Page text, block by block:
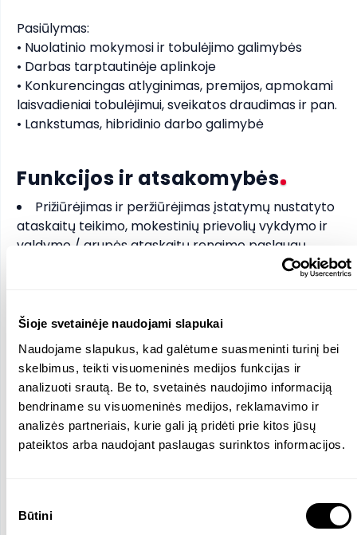
Šioje svetainėje naudojami slapukai
Naudojame slapukus, kad galėtume suasmeninti turinį bei
skelbimus, teikti visuomeninės medijos funkcijas ir
analizuoti srautą. Be to, svetainės naudojimo informaciją
bendriname su visuomeninės medijos, reklamavimo ir
analizės partneriais, kurie gali ją pridėti prie kitos jūsų
pateiktos arba naudojant paslaugas surinktos informacijos.
pasirinkimas
Būtini
Pasiūlymas:
• Nuolatinio mokymosi ir tobulėjimo galimybės
• Darbas tarptautinėje aplinkoje
• Konkurencingas atlyginimas, premijos, apmokami
laisvadieniai tobulėjimui, sveikatos draudimas ir pan.
• Lankstumas, hibridinio darbo galimybė
Funkcijos ir atsakomybės
Prižiūrėjimas ir peržiūrėjimas įstatymų nustatyto
ataskaitų teikimo, mokestinių prievolių vykdymo ir
valdymo / grupės ataskaitų rengimo paslaugų
Tvirtų santykių su klientais kūrimas ir palaikymas,
pritaikytus sprendimus. Klientų konsultavimas
ataskaitų teikimo klausimais
Komandos valdymas, užduočių konsultantams
organizavimas ir delegavimas, konsultavimas,
vertinimas ir motyvavimas
Procesų tobulinimo galimybių nustatymas ir
įgyvendinimas
Galimų fiskalinių rizikų ir galimybių identifikavimas
reikalavimus